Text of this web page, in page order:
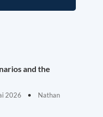
and the
2026
Nathan